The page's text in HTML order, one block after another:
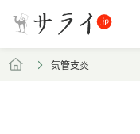
気管支炎